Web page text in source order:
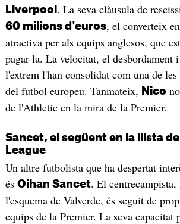
Liverpool . La seva clàusula de
60 milions d'euros, el converteix
atractiva per als equips anglesos, que
pagar-la. La velocitat, el desbordament
l'extrem l'han consolidat com una de les
del futbol europeu. Tanmateix, Nico
de l'Athletic en la mira de la Premier.
Sancet, el següent en la llista
League
Un altre futbolista que ha despertat
és Oihan Sancet. El centrecampista,
l'esquema de Valverde, és seguit de
equips de la Premier. La seva capacitat